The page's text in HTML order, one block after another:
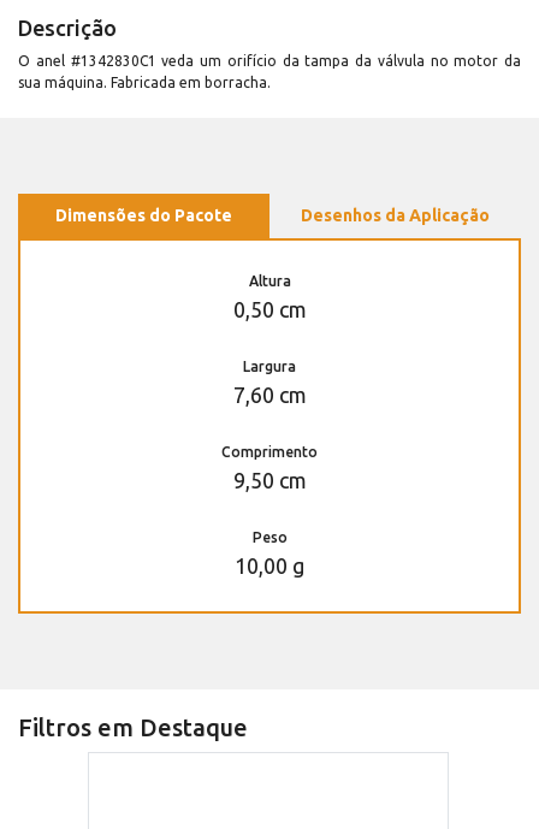
Descrição
O anel #1342830C1 veda um orifício da tampa da válvula no motor da
sua máquina. Fabricada em borracha.
Dimensões do Pacote Desenhos da Aplicação
Altura
0,50 cm
Largura
7,60 cm
Comprimento
9,50 cm
Peso
10,00 g
Filtros em Destaque